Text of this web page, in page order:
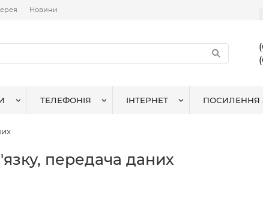
Новини
ТЕЛЕФОНІЯ ІНТЕРНЕТ ПОСИЛЕННЯ
передача даних